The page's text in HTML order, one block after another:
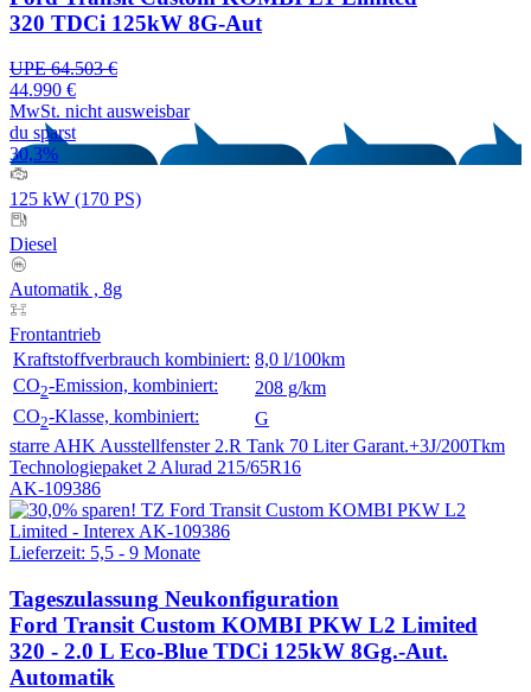
320 TDCi 125kW 8G-Aut
UPE 64.503 €
44.990 €
MwSt. nicht ausweisbar
du sparst
30,3%
125 kW (170 PS)
Diesel
Automatik , 8g
Frontantrieb
Kraftstoffverbrauch kombiniert: 8,0 l/100km
CO2-Emission, kombiniert:
208 g/km
CO2-Klasse, kombiniert:
G
starre AHKAusstellfenster 2.R Tank 70 Liter Garant.+3J/200Tkm
Technologiepaket 2Alurad 215/65R16
AK-109386
Lieferzeit: 5,5 - 9 Monate
Tageszulassung Neukonfiguration
Ford Transit Custom KOMBI PKW L2 Limited
320 - 2.0 L Eco-Blue TDCi 125kW 8Gg.-Aut.
Automatik